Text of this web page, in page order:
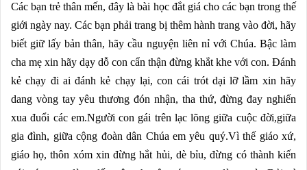
Các bạn trẻ thân mến, đây là bài học đắt giá cho các bạn trong thế
giới ngày nay. Các bạn phải trang bị thêm hành trang vào đời, hãy
biết giữ lấy bản thân, hãy cầu nguyện liên nỉ với Chúa. Bậc làm
cha mẹ xin hãy dạy dỗ con cẩn thận đừng khắt khe với con. Đánh
kẻ chạy đi ai đánh kẻ chạy lại, con cái trót dại lỡ lầm xin hãy
dang vòng tay yêu thương đón nhận, tha thứ, đừng đay nghiến
xua đuổi các em.Người con gái trên lạc lõng giữa cuộc đời,giữa
gia đình, giữa cộng đoàn dân Chúa em yêu quý.Vì thế giáo xứ,
giáo họ, thôn xóm xin đừng hắt hủi, dè bỉu, đừng có thành kiến